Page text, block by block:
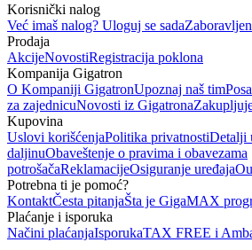
Korisnički nalog
Već imaš nalog? Uloguj se sada
Prodaja
AkcijeNovostiRegistracija poklona
Kompanija Gigatron
O Kompaniji GigatronUpoznaj naš tim
za zajednicuNovosti iz Gigatrona
Kupovina
Uslovi korišćenjaPolitika privatnostiDetalji
daljinuObaveštenje o pravima i obavezama
potrošačaReklamacijeOsiguranje uređaja
Potrebna ti je pomoć?
KontaktČesta pitanjaŠta je GigaMAX
Plaćanje i isporuka
Načini plaćanjaIsporukaTAX FREE i